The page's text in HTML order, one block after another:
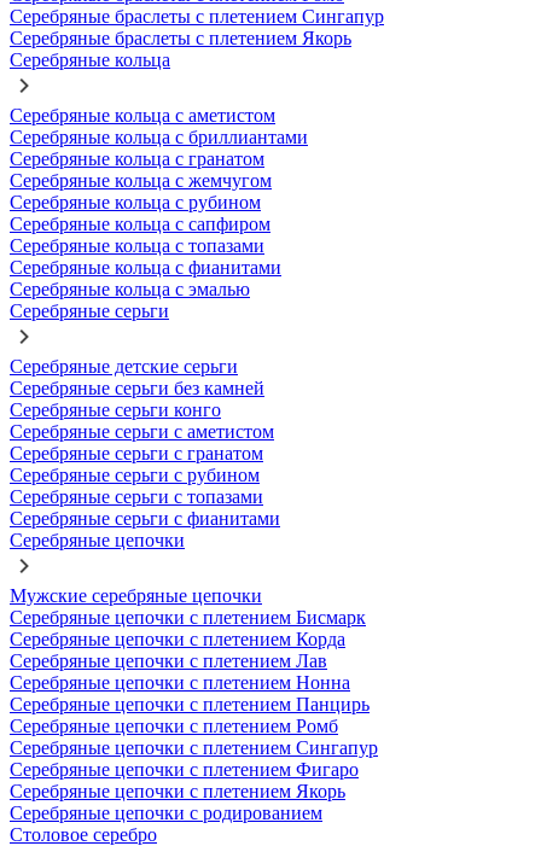
Серебряные браслеты с плетением Сингапур
Серебряные браслеты с плетением Якорь
Серебряные кольца
Серебряные кольца с аметистом
Серебряные кольца с бриллиантами
Серебряные кольца с гранатом
Серебряные кольца с жемчугом
Серебряные кольца с рубином
Серебряные кольца с сапфиром
Серебряные кольца с топазами
Серебряные кольца с фианитами
Серебряные кольца с эмалью
Серебряные серьги
Серебряные детские серьги
Серебряные серьги без камней
Серебряные серьги конго
Серебряные серьги с аметистом
Серебряные серьги с гранатом
Серебряные серьги с рубином
Серебряные серьги с топазами
Серебряные серьги с фианитами
Серебряные цепочки
Мужские серебряные цепочки
Серебряные цепочки с плетением Бисмарк
Серебряные цепочки с плетением Корда
Серебряные цепочки с плетением Лав
Серебряные цепочки с плетением Нонна
Серебряные цепочки с плетением Панцирь
Серебряные цепочки с плетением Ромб
Серебряные цепочки с плетением Сингапур
Серебряные цепочки с плетением Фигаро
Серебряные цепочки с плетением Якорь
Серебряные цепочки с родированием
Столовое серебро